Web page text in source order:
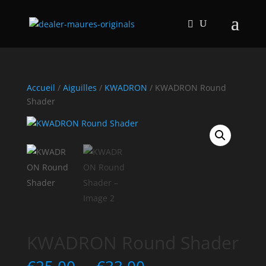
Accueil / Aiguilles / KWADRON / KWADRON Round
Shader